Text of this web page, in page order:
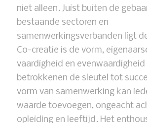
niet alleen. Juist buiten de
bestaande sectoren en
samenwerkingsverbanden ligt
Co-creatie is de vorm,
vaardigheid en
betrokkenen de sleutel tot
vorm van samenwerking kan
waarde toevoegen, ongeacht
opleiding en leeftijd. Het